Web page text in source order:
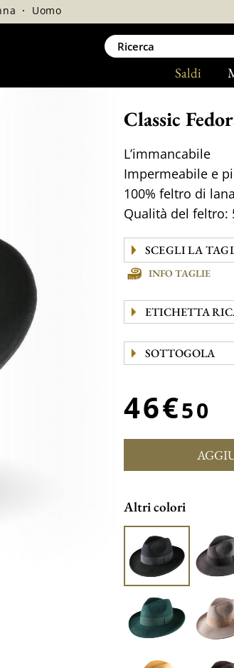
Saldi
· Uomo
Classic
L’immancabile
Impermeabile e
100% feltro di lana
Qualità del feltro:
INFO TAGLIE
ETICHETTA
SOTTOGOLA
46€50
Altri colori